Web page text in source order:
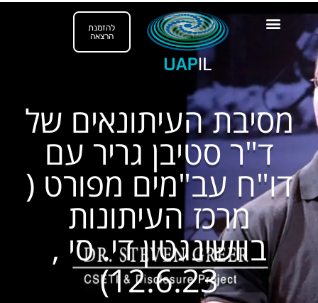
להזמנת
הרצאה
מסיבת העיתונאים של
ד"ר סטיבן גריר עם
דו"ח עב"מים מפורט (
מרכז העיתונות
בוושינגטון די. סי ,
12.6.23)